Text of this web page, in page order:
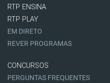
RTP ENSINA
RTP PLAY
EM DIRETO
REVER PROGRAMAS
CONCURSOS
PERGUNTAS FREQUENTES